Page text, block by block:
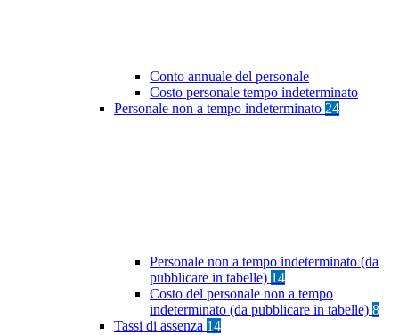
Conto annuale del personale
Costo personale tempo indeterminato
Personale non a tempo indeterminato 24
Personale non a tempo indeterminato (da
pubblicare in tabelle) 14
Costo del personale non a tempo
indeterminato (da pubblicare in tabelle) 8
Tassi di assenza 14